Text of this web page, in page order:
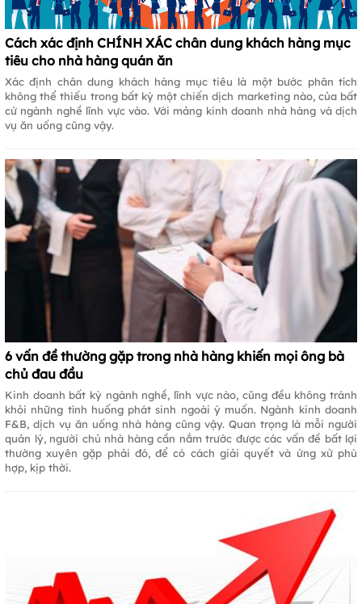
Cách xác định CHÍNH XÁC chân dung khách hàng mục
tiêu cho nhà hàng quán ăn
Xác định chân dung khách hàng mục tiêu là một bước phân tích
không thể thiếu trong bất kỳ một chiến dịch marketing nào, của bất
cứ ngành nghề lĩnh vực vào. Với mảng kinh doanh nhà hàng và dịch
vụ ăn uống cũng vậy.
6 vấn đề thường gặp trong nhà hàng khiến mọi ông bà
chủ đau đầu
Kinh doanh bất kỳ ngành nghề, lĩnh vực nào, cũng đều không tránh
khỏi những tình huống phát sinh ngoài ý muốn. Ngành kinh doanh
F&B, dịch vụ ăn uống nhà hàng cũng vậy. Quan trọng là mỗi người
quản lý, người chủ nhà hàng cần nắm trước được các vấn đề bất lợi
thường xuyên gặp phải đó, để có cách giải quyết và ứng xử phù
hợp, kịp thời.